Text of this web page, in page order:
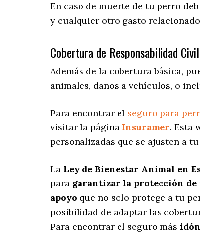
En caso de muerte de tu perro
y cualquier otro gasto
Cobertura de Responsabilidad
Además de la cobertura básica,
animales, daños a vehículos, o
Para encontrar el seguro para
visitar la página Insuramer. Esta
personalizadas que se ajusten a
La Ley de Bienestar Animal en
para garantizar la protección de
apoyo que no solo protege a tu
posibilidad de adaptar las
Para encontrar el seguro más